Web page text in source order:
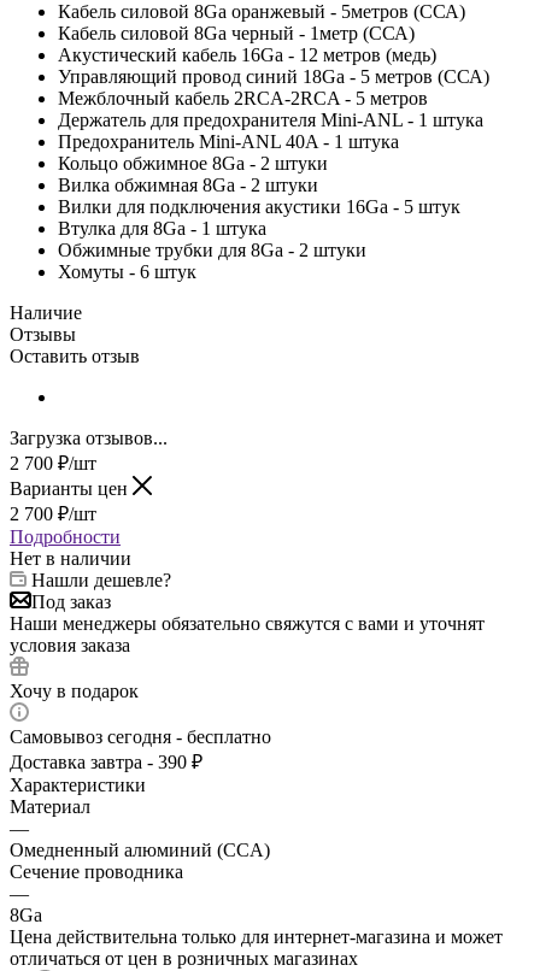
Кабель силовой 8Ga оранжевый - 5метров (ССА)
Кабель силовой 8Ga черный - 1метр (ССА)
Акустический кабель 16Ga - 12 метров (медь)
Управляющий провод синий 18Ga - 5 метров (ССА)
Межблочный кабель 2RCA-2RCA - 5 метров
Держатель для предохранителя Mini-ANL - 1 штука
Предохранитель Mini-ANL 40A - 1 штука
Кольцо обжимное 8Ga - 2 штуки
Вилка обжимная 8Ga - 2 штуки
Вилки для подключения акустики 16Ga - 5 штук
Втулка для 8Ga - 1 штука
Обжимные трубки для 8Ga - 2 штуки
Хомуты - 6 штук
Наличие
Отзывы
Оставить отзыв
Загрузка отзывов...
2 700 ₽/шт
Варианты цен
2 700 ₽/шт
Подробности
Нет в наличии
Нашли дешевле?
Под заказ
Наши менеджеры обязательно свяжутся с вами и уточнят
условия заказа
Хочу в подарок
Самовывоз сегодня - бесплатно
Доставка завтра - 390 ₽
Характеристики
Материал
—
Омедненный алюминий (CCA)
Сечение проводника
—
8Ga
Цена действительна только для интернет-магазина и может
отличаться от цен в розничных магазинах